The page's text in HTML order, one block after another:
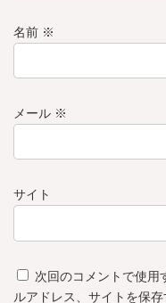
名前 ※
メール ※
サイト
次回のコメントで使用
ルアドレス、サイトを保存